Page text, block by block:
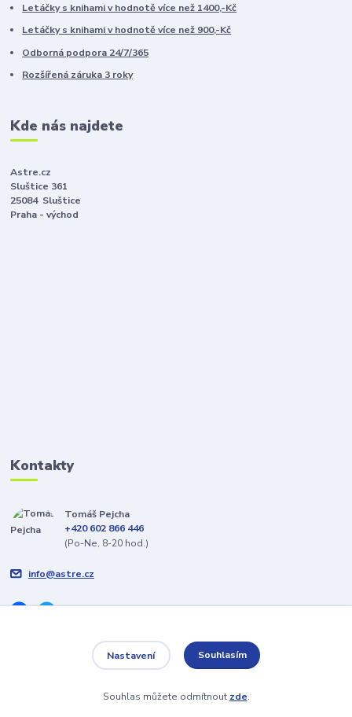
Letáčky s knihami v hodnotě více než 1400,-Kč
Letáčky s knihami v hodnotě více než 900,-Kč
Odborná podpora 24/7/365
Rozšířená záruka 3 roky
Kde nás najdete
Astre.cz
Sluštice 361
25084 Sluštice
Praha - východ
Kontakty
Tomáš Pejcha
+420 602 866 446
(Po-Ne, 8-20 hod.)
info@astre.cz
Vytvořeno na
Eshop-rychle.cz
Nastavení Souhlasím
Souhlas můžete odmítnout zde.